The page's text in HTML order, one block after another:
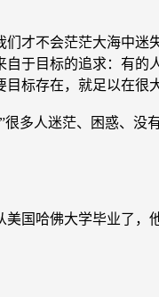
不会茫茫大海中迷
自于目标的追求：有
标存在，就足以在很
人迷茫、困惑、没
哈佛大学毕业了，